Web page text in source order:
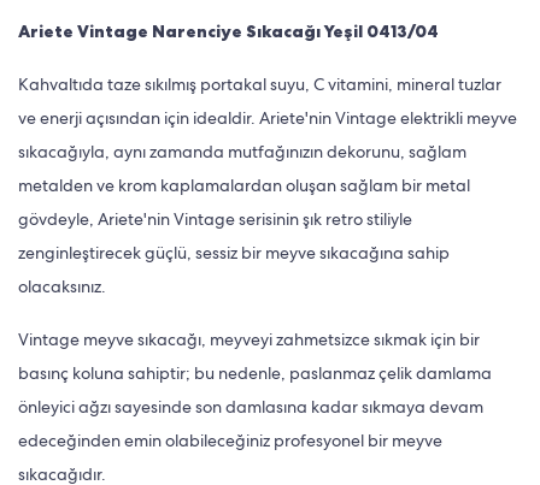
Ariete Vintage Narenciye Sıkacağı Yeşil 0413/04
Kahvaltıda taze sıkılmış portakal suyu, C vitamini, mineral tuzlar
ve enerji açısından için idealdir. Ariete'nin Vintage elektrikli meyve
sıkacağıyla, aynı zamanda mutfağınızın dekorunu, sağlam
metalden ve krom kaplamalardan oluşan sağlam bir metal
gövdeyle, Ariete'nin Vintage serisinin şık retro stiliyle
zenginleştirecek güçlü, sessiz bir meyve sıkacağına sahip
olacaksınız.
Vintage meyve sıkacağı, meyveyi zahmetsizce sıkmak için bir
basınç koluna sahiptir; bu nedenle, paslanmaz çelik damlama
önleyici ağzı sayesinde son damlasına kadar sıkmaya devam
edeceğinden emin olabileceğiniz profesyonel bir meyve
sıkacağıdır.